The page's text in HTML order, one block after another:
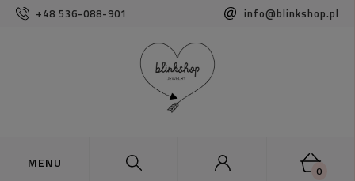
+48 536-088-901 info@blinkshop.pl
0